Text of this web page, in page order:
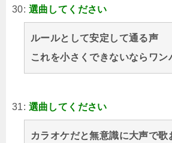
30: 選曲してください
ルールとして安定して通る声
これを小さくできないならワン
31: 選曲してください
カラオケだと無意識に大声で歌